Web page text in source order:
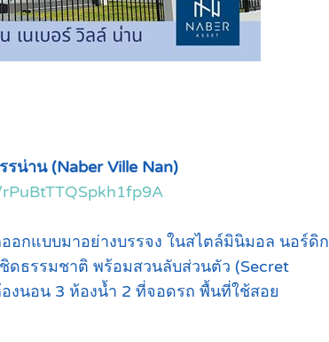
รน่าน (Naber Ville Nan)
อกแบบมาอย่างบรรจง ในสไตล์มินิมอล นอร์ดิก
ดธรรมชาติ พร้อมสวนลับส่วนตัว (Secret
งนอน 3 ห้องน้ำ 2 ที่จอดรถ พื้นที่ใช้สอย